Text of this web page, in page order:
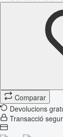
Comparar
Devolucions
Transacció